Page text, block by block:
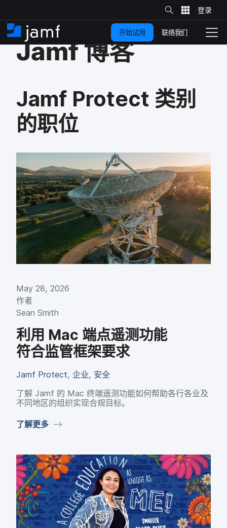
​
至
​
主
站
​内
搜
索
首
​
拨
动
开始试用 联络我们
Jamf博客
Jamf Protect 类别​
的​职位
May 28, 2026
作者
Sean Smith
利用 Mac 端点​遥测功​能​
符合监管框架​要求
Jamf Protect, 企业, 安全
了解 Jamf 的 Mac 终端​遥测​功能​如何​帮助​各​行​各业​及​
不同​地区​的​组织​实现​合规目标。
了解​更​多